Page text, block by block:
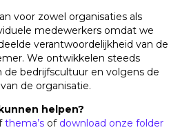
voor zowel organisaties als
medewerkers omdat we
verantwoordelijkheid van de
We ontwikkelen steeds
bedrijfscultuur en volgens de
de organisatie.
helpen?
thema’s of download onze folder